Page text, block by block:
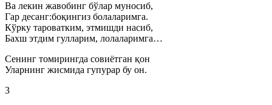
Ва лекин жавобинг бўлар муносиб,
Гар десанг:боқингиз болаларимга.
Кўрку тароватким, этмишди насиб,
Бахш этдим гулларим, лолаларимга…
Сенинг томирингда совиётган қон
Уларнинг жисмида гупурар бу он.
3